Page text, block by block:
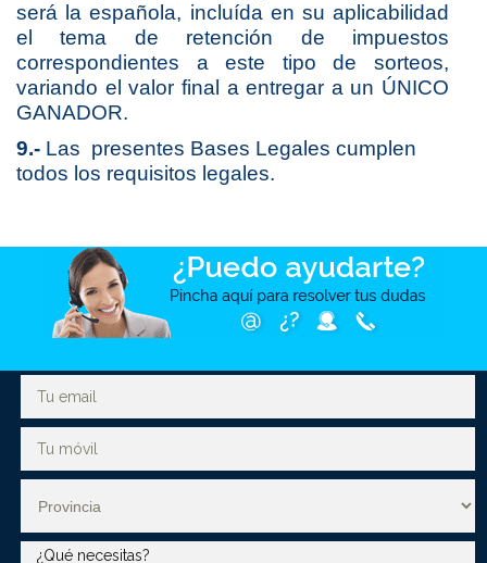
será la española, incluída en su aplicabilidad
el tema de retención de impuestos
correspondientes a este tipo de sorteos,
variando el valor final a entregar a un ÚNICO
GANADOR.
9.- Las presentes Bases Legales cumplen
todos los requisitos legales.